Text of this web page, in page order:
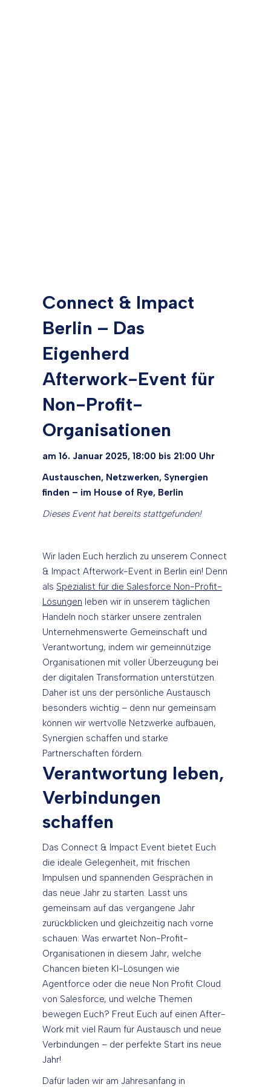
Connect & Impact
Berlin – Das
Eigenherd
Afterwork-Event für
Non-Profit-
Organisationen
am 16. Januar 2025, 18:00 bis 21:00 Uhr
Austauschen, Netzwerken, Synergien
finden – im House of Rye, Berlin
Dieses Event hat bereits stattgefunden!
Wir laden Euch herzlich zu unserem Connect
& Impact Afterwork-Event in Berlin ein! Denn
als Spezialist für die Salesforce Non-Profit-
Lösungen leben wir in unserem täglichen
Handeln noch stärker unsere zentralen
Unternehmenswerte Gemeinschaft und
Verantwortung, indem wir gemeinnützige
Organisationen mit voller Überzeugung bei
der digitalen Transformation unterstützen.
Daher ist uns der persönliche Austausch
besonders wichtig – denn nur gemeinsam
können wir wertvolle Netzwerke aufbauen,
Synergien schaffen und starke
Partnerschaften fördern.
Verantwortung leben,
Verbindungen
schaffen
Das Connect & Impact Event bietet Euch
die ideale Gelegenheit, mit frischen
Impulsen und spannenden Gesprächen in
das neue Jahr zu starten. Lasst uns
gemeinsam auf das vergangene Jahr
zurückblicken und gleichzeitig nach vorne
schauen: Was erwartet Non-Profit-
Organisationen in diesem Jahr, welche
Chancen bieten KI-Lösungen wie
Agentforce oder die neue Non Profit Cloud
von Salesforce, und welche Themen
bewegen Euch? Freut Euch auf einen After-
Work mit viel Raum für Austausch und neue
Verbindungen – der perfekte Start ins neue
Jahr!
Dafür laden wir am Jahresanfang in